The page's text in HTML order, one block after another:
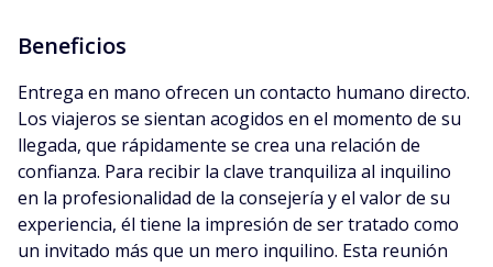
Beneficios
Entrega en mano ofrecen un contacto humano directo.
Los viajeros se sientan acogidos en el momento de su
llegada, que rápidamente se crea una relación de
confianza. Para recibir la clave tranquiliza al inquilino
en la profesionalidad de la consejería y el valor de su
experiencia, él tiene la impresión de ser tratado como
un invitado más que un mero inquilino. Esta reunión